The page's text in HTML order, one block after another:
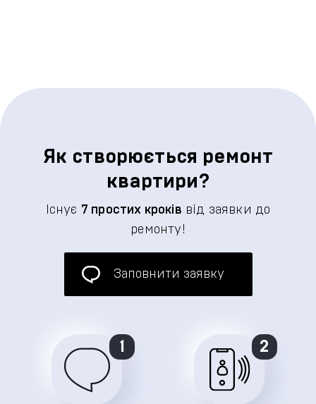
Як створюється ремонт
квартири?
Існує 7 простих кроків від заявки до
ремонту!
Заповнити заявку
1 2